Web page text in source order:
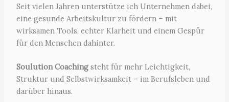
Seit vielen Jahren unterstütze ich Unternehmen dabei,
eine gesunde Arbeitskultur zu fördern – mit
wirksamen Tools, echter Klarheit und einem Gespür
für den Menschen dahinter.
Soulution Coachingsteht für mehr Leichtigkeit,
Struktur und Selbstwirksamkeit – im Berufsleben und
darüber hinaus.